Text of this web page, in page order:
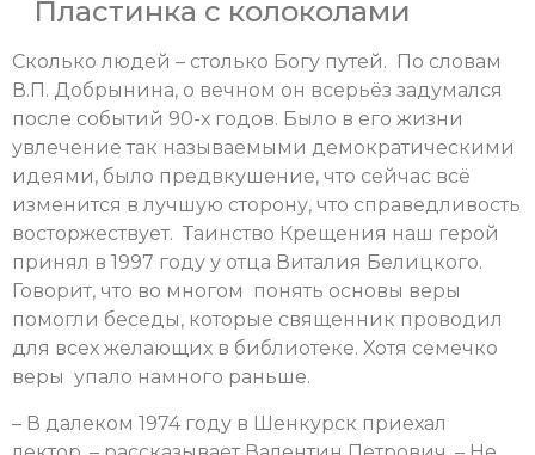
Пластинка с колоколами
Сколько людей – столько Богу путей. По словам
В.П. Добрынина, о вечном он всерьёз задумался
после событий 90-х годов. Было в его жизни
увлечение так называемыми демократическими
идеями, было предвкушение, что сейчас всё
изменится в лучшую сторону, что справедливость
восторжествует. Таинство Крещения наш герой
принял в 1997 году у отца Виталия Белицкого.
Говорит, что во многом понять основы веры
помогли беседы, которые священник проводил
для всех желающих в библиотеке. Хотя семечко
веры упало намного раньше.
– В далеком 1974 году в Шенкурск приехал